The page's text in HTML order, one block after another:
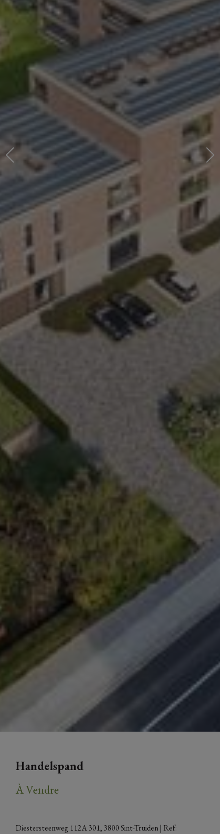
Handelspand
À Vendre
Diestersteenweg 112A 301, 3800 Sint-Truiden| Ref: